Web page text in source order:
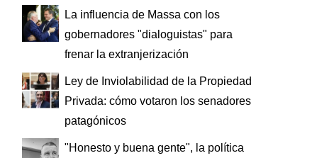
La influencia de Massa con los
gobernadores "dialoguistas" para
frenar la extranjerización
Ley de Inviolabilidad de la Propiedad
Privada: cómo votaron los senadores
patagónicos
"Honesto y buena gente", la política